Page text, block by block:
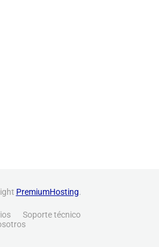
PremiumHosting.
Soporte técnico